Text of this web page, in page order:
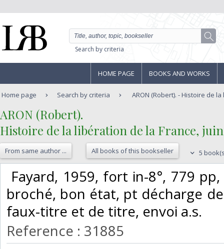
Search by criteria
HOME PAGE BOOKS AND WORKS
Home page Search by criteria ARON (Robert). - Histoire de
‎ARON (Robert).‎
‎Histoire de la libération de la France, juin
From same author ... All books of this bookseller 5
Fayard, 1959, fort in-8°, 779
broché, bon état, pt décharge
faux-titre et de titre, envoi a.s.‎
Reference : 31885